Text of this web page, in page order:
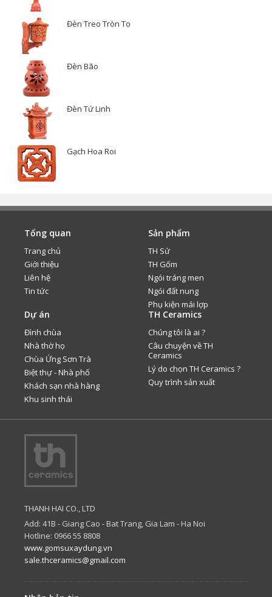
Đèn Treo Tròn To
Đèn Bão
Đèn Tứ Linh
Gạch Hoa Roi
Tổng quan
Trang chủ
Giới thiệu
Liên hệ
Tin tức
Sản phẩm
TH Sứ
TH Gốm
Ngói tráng men
Ngói đất nung
Phụ kiện mái lợp
Dự án
Đình chùa
Nhà thờ họ
Chùa Ứng Sơn Trà
Biệt thự - Nhà phố
Khách sạn nhà hàng
Khu sinh thái
TH Ceramics
Chúng tôi là ai ?
Câu chuyện về TH
Ceramics
Lý do chọn TH Ceramics ?
Quy trình sản xuất
THANH HAI CO., LTD
Add: 41B - Giang Cao - Bat Trang, Gia Lam - Ha Noi
Hotline: 0966 55 8808
www.gomsuxaydung.vn
sale.thceramics@gmail.com